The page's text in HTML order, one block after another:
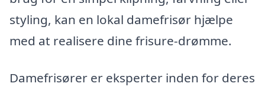
styling, kan en lokal damefrisør hjælpe
med at realisere dine frisure-drømme.
Damefrisører er eksperter inden for deres